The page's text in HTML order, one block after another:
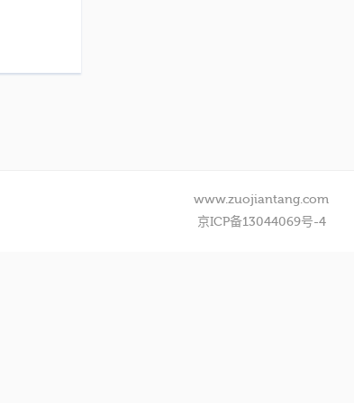
www.zuojiantang.com
京ICP备13044069号-4